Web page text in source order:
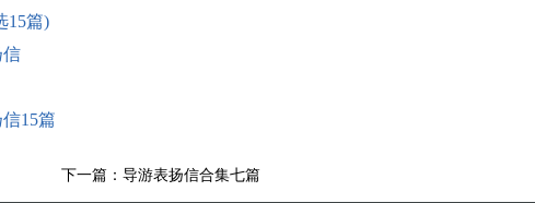
15篇)
15篇
下一篇： 导游表扬信合集七篇